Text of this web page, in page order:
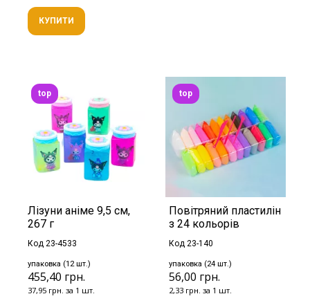
КУПИТИ
Лізуни аніме 9,5 см,
267 г
Код 23-4533
упаковка (12 шт.)
455,40 грн.
37,95 грн. за 1 шт.
top
Повітряний пластилін
з 24 кольорів
Код 23-140
упаковка (24 шт.)
56,00 грн.
2,33 грн. за 1 шт.
top